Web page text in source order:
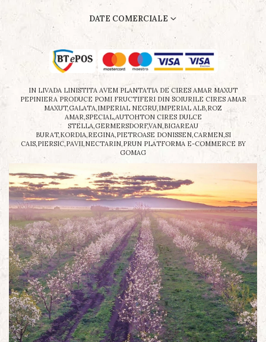
DATE COMERCIALE
IN LIVADA LINISTITA AVEM PLANTATIA DE CIRES AMAR MAXUT
PEPINIERA PRODUCE POMI FRUCTIFERI DIN SOIURILE CIRES AMAR
MAXUT,GALATA,IMPERIAL NEGRU,IMPERIAL ALB,ROZ
AMAR,SPECIAL,AUTOHTON CIRES DULCE
STELLA,GERMERSDORF,VAN,BIGAREAU
BURAT,KORDIA,REGINA,PIETROASE DONISSEN,CARMEN,SI
CAIS,PIERSIC,PAVII,NECTARIN,PRUN PLATFORMA E-COMMERCE BY
GOMAG